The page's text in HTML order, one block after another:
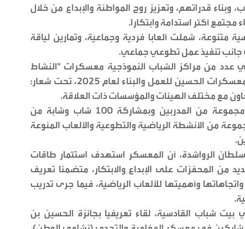
قدراتهم، وتعزيز روح المواطنة والإبداع من خلال
مجتمع أكثر استدامة وابتكارا.
شملت ألعابا فردية وجماعية، وتمارين لياقة
جانب تنفيذ عمل تطوعي جماعي.
عدد من مراكز الشباب النموذجية معسكرات "النشاط
الرياضي والبدني"، ضمن فعاليات معسكرات الحسين للعمل والبناء لعام 2025، تحت شعار:
مع مختلف الهيئات والمؤسسات ذات العلاقة.
وتضمنت الفعاليات، التي قدمها مجموعة من المدربين وبمشاركة 100 شاب وشابة من
من الأنشطة الرياضية والتطوعية والألعاب المنوعة
الرواشدة، أن المعسكر استهدف استثمار طاقات
من المحفزات على الإبداع والابتكار، متضمنا تعريف
وأهميتها للألعاب الرياضية، فيما جرى تدريب
شباب القادسية، لقاء تعريفيا بجائزة الحسين بن